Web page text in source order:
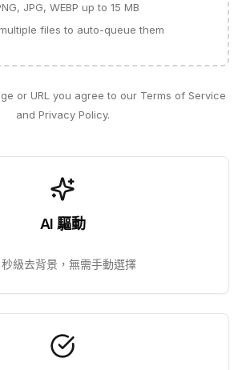
JPG, WEBP up to 15 MB
files to auto-queue them
or URL you agree to our Terms of Service
and Privacy Policy.
AI 驅動
秒級去背景，無需手動選擇